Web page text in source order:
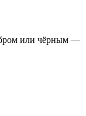
или чёрным —